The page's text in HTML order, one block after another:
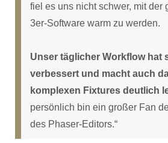
fiel es uns nicht schwer, mit der
3er-Software warm zu werden.
Unser täglicher Workflow hat
verbessert und macht auch
komplexen Fixtures deutlich
persönlich bin ein großer Fan
des Phaser-Editors.“